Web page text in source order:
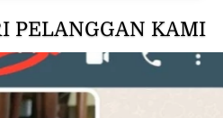
PELANGGAN KAMI